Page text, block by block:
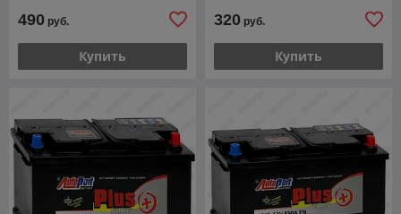
490 руб.
Купить
320 руб.
Купить